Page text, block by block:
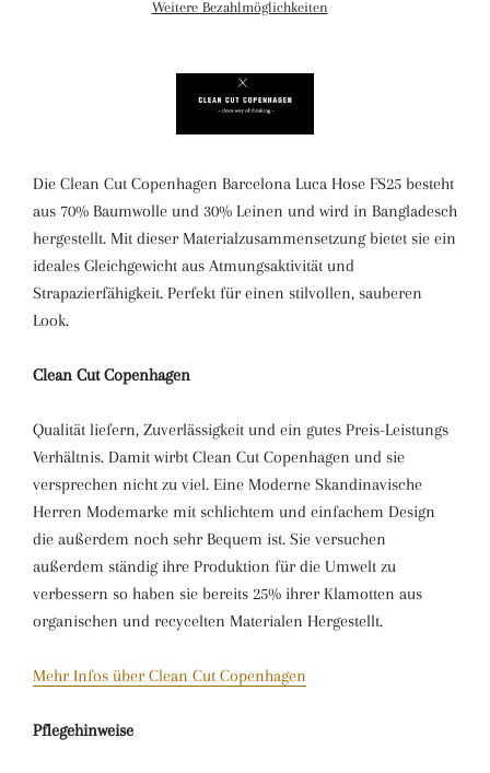
Weitere Bezahlmöglichkeiten
Die Clean Cut Copenhagen Barcelona Luca Hose FS25 besteht
aus 70% Baumwolle und 30% Leinen und wird in Bangladesch
hergestellt. Mit dieser Materialzusammensetzung bietet sie ein
ideales Gleichgewicht aus Atmungsaktivität und
Strapazierfähigkeit. Perfekt für einen stilvollen, sauberen
Look.
Clean Cut Copenhagen
Qualität liefern, Zuverlässigkeit und ein gutes Preis-Leistungs
Verhältnis. Damit wirbt Clean Cut Copenhagen und sie
versprechen nicht zu viel. Eine Moderne Skandinavische
Herren Modemarke mit schlichtem und einfachem Design
die außerdem noch sehr Bequem ist. Sie versuchen
außerdem ständig ihre Produktion für die Umwelt zu
verbessern so haben sie bereits 25% ihrer Klamotten aus
organischen und recycelten Materialen Hergestellt.
Mehr Infos über Clean Cut Copenhagen
Pflegehinweise